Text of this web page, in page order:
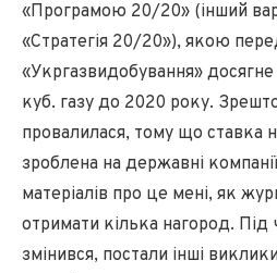
«Програмою 20/20» (інший
«Стратегія 20/20»), якою
«Укргазвидобування»
куб. газу до 2020 року.
провалилася, тому що ставка
зроблена на державні
матеріалів про це мені, як
отримати кілька нагород. Під
змінився, постали інші